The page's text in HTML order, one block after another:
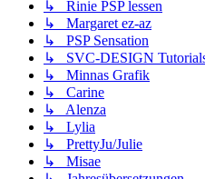
↳ Rinie PSP lessen
↳ Margaret ez-az
↳ PSP Sensation
↳ SVC-DESIGN Tutorials
↳ Minnas Grafik
↳ Carine
↳ Alenza
↳ Lylia
↳ PrettyJu/Julie
↳ Misae